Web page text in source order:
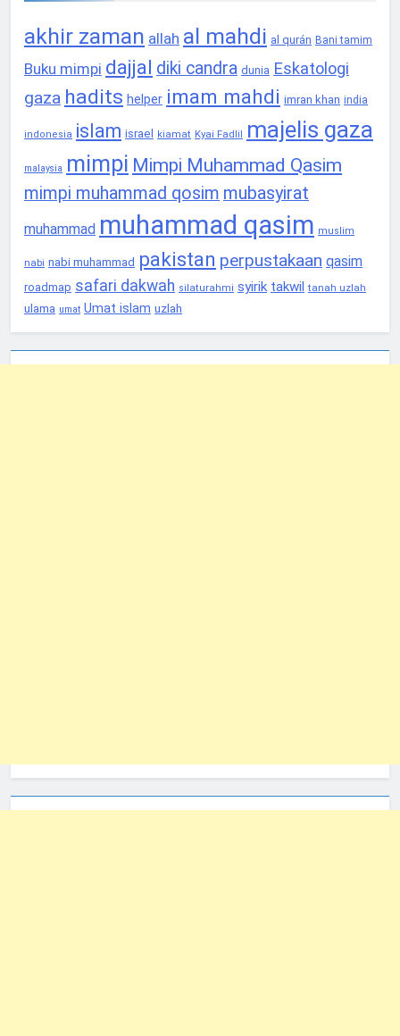
akhir zaman allah al mahdi al qurán Bani tamim
Buku mimpi dajjal diki candra dunia Eskatologi
gaza hadits helper imam mahdi imran khan india
indonesia islam israel kiamat Kyai Fadlil majelis gaza
malaysia mimpi Mimpi Muhammad Qasim
mimpi muhammad qosim mubasyirat
muhammad muhammad qasim muslim
nabi nabi muhammad pakistan perpustakaan qasim
roadmap safari dakwah silaturahmi syirik takwil tanah uzlah
ulama umat Umat islam uzlah